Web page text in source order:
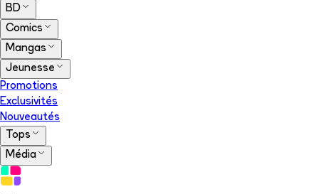
BD
Comics
Mangas
Jeunesse
Promotions
Exclusivités
Nouveautés
Tops
Média